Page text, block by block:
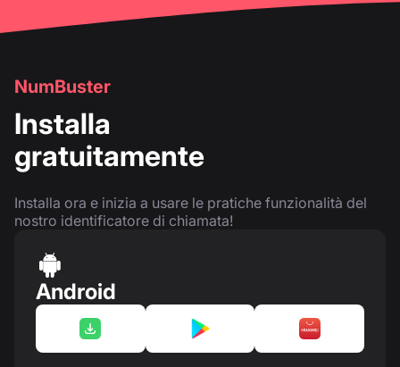
NumBuster
Installa
gratuitamente
Installa ora e inizia a usare le pratiche funzionalità del
nostro identificatore di chiamata!
Android